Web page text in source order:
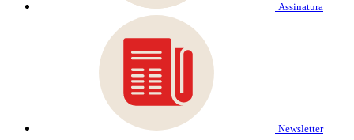
Assinatura
Newsletter